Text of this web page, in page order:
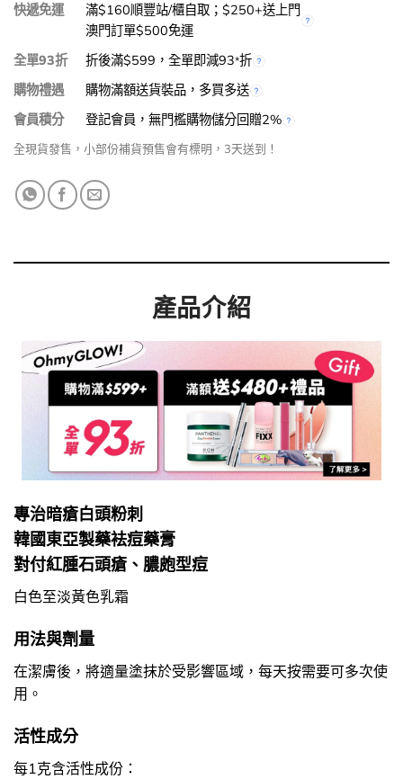
快遞免運
滿$160順豐站/櫃自取；$250+送上門
澳門訂單$500免運
全單93折
折後滿$599，全單即減93*折
購物禮遇
購物滿額送貨裝品，多買多送
會員積分
登記會員，無門檻購物儲分回贈2%
全現貨發售，小部份補貨預售會有標明，3天送到！
產品介紹
專治暗瘡白頭粉刺
韓國東亞製藥袪痘藥膏
對付紅腫石頭瘡、膿皰型痘
白色至淡黃色乳霜
用法與劑量
在潔膚後，將適量塗抹於受影響區域，每天按需要可多次使
用。
活性成分
每1克含活性成份：